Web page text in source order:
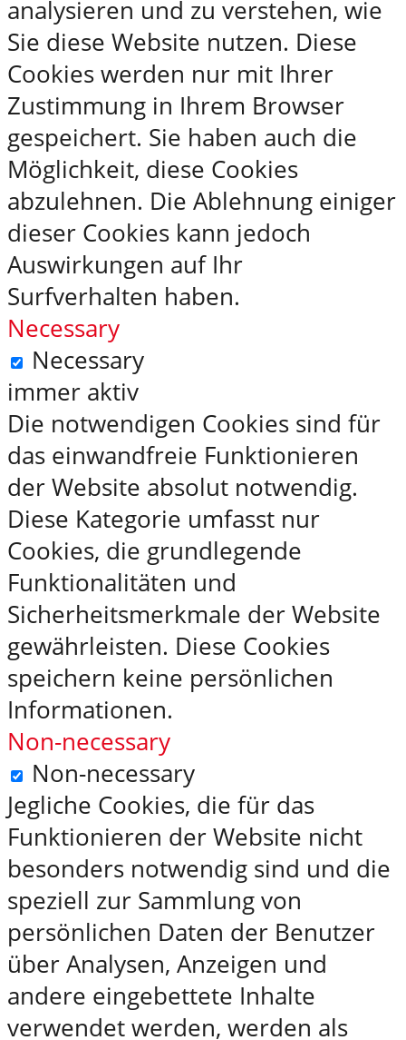
analysieren und zu verstehen, wie
Sie diese Website nutzen. Diese
Cookies werden nur mit Ihrer
Zustimmung in Ihrem Browser
gespeichert. Sie haben auch die
Möglichkeit, diese Cookies
abzulehnen. Die Ablehnung einiger
dieser Cookies kann jedoch
Auswirkungen auf Ihr
Surfverhalten haben.
Necessary
Necessary
immer aktiv
Die notwendigen Cookies sind für
das einwandfreie Funktionieren
der Website absolut notwendig.
Diese Kategorie umfasst nur
Cookies, die grundlegende
Funktionalitäten und
Sicherheitsmerkmale der Website
gewährleisten. Diese Cookies
speichern keine persönlichen
Informationen.
Non-necessary
Non-necessary
Jegliche Cookies, die für das
Funktionieren der Website nicht
besonders notwendig sind und die
speziell zur Sammlung von
persönlichen Daten der Benutzer
über Analysen, Anzeigen und
andere eingebettete Inhalte
verwendet werden, werden als